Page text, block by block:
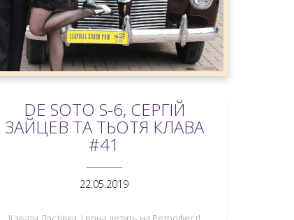
DE SOTO S-6, СЕРГІЙ
ЗАЙЦЕВ ТА ТЬОТЯ КЛАВА
#41
22.05.2019